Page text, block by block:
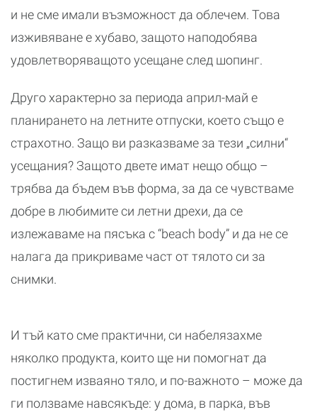
и не сме имали възможност да облечем. Това
изживяване е хубаво, защото наподобява
удовлетворяващото усещане след шопинг.
Друго характерно за периода април-май е
планирането на летните отпуски, което също е
страхотно. Защо ви разказваме за тези „силни“
усещания? Защото двете имат нещо общо –
трябва да бъдем във форма, за да се чувстваме
добре в любимите си летни дрехи, да се
излежаваме на пясъка с “beach body” и да не се
налага да прикриваме част от тялото си за
снимки.
И тъй като сме практични, си набелязахме
няколко продукта, които ще ни помогнат да
постигнем изваяно тяло, и по-важното – може да
ги ползваме навсякъде: у дома, в парка, във